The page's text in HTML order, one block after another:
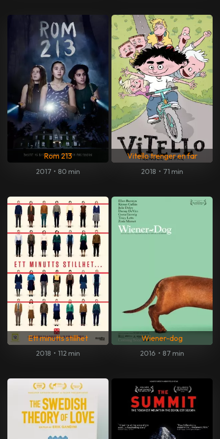
Rom 213
2017 • 80 min
Vitello trenger en far
2018 • 71 min
Ett minutts stillhet
2018 • 112 min
Wiener-dog
2016 • 87 min